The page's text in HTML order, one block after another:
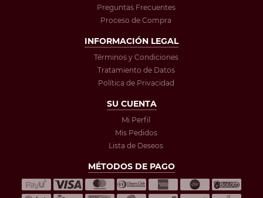
Preguntas Frecuentes
Proceso de Compra
INFORMACIÓN LEGAL
Términos y Condiciones
Tratamiento de Datos
Política de Privacidad
SU CUENTA
Mi Perfil
Mis Pedidos
Lista de Deseos
MÉTODOS DE PAGO